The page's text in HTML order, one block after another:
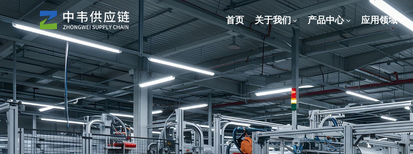
首页 关于我们 产品中心 应用领域